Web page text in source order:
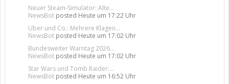
Neuer Steam-Simulator: Alte...
NewsBot posted Heute um 17:22 Uhr
Uber und Co.: Mehrere Klagen...
NewsBot posted Heute um 17:02 Uhr
Bundesweiter Warntag 2026...
NewsBot posted Heute um 17:02 Uhr
Star Wars und Tomb Raider:...
NewsBot posted Heute um 16:52 Uhr